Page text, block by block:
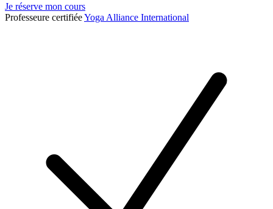
Je réserve mon cours
Professeure certifiéeYoga Alliance International